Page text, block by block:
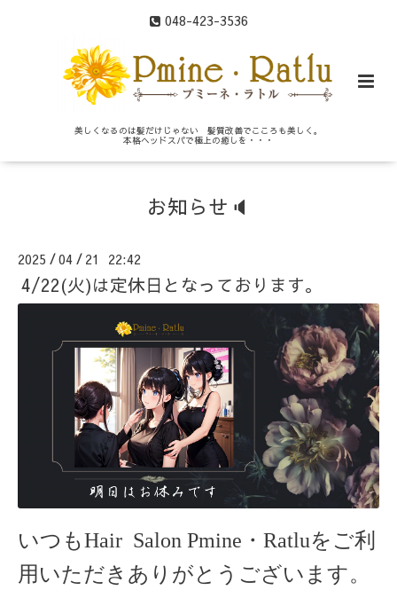
048-423-3536
美しくなるのは髪だけじゃない 髪質改善でこころも美しく。
本格ヘッドスパで極上の癒しを・・・
お知らせ🔈
2025 /04 / 21 22:42
4/22(火)は定休日となっております。
いつもHair Salon Pmine・Ratluをご利
用いただきありがとうございます。